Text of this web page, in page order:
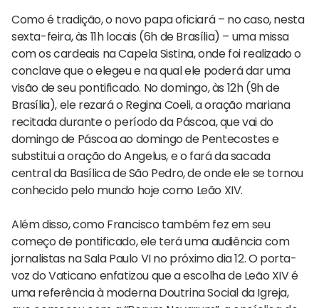
Como é tradição, o novo papa oficiará – no caso, nesta
sexta-feira, às 11h locais (6h de Brasília) – uma missa
com os cardeais na Capela Sistina, onde foi realizado o
conclave que o elegeu e na qual ele poderá dar uma
visão de seu pontificado. No domingo, às 12h (9h de
Brasília), ele rezará o Regina Coeli, a oração mariana
recitada durante o período da Páscoa, que vai do
domingo de Páscoa ao domingo de Pentecostes e
substitui a oração do Angelus, e o fará da sacada
central da Basílica de São Pedro, de onde ele se tornou
conhecido pelo mundo hoje como Leão XIV.
Além disso, como Francisco também fez em seu
começo de pontificado, ele terá uma audiência com
jornalistas na Sala Paulo VI no próximo dia 12. O porta-
voz do Vaticano enfatizou que a escolha de Leão XIV é
uma referência à moderna Doutrina Social da Igreja,